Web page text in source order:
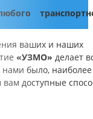
ваших и наших
«УЗМО» делает
нами было, наиболее
доступные